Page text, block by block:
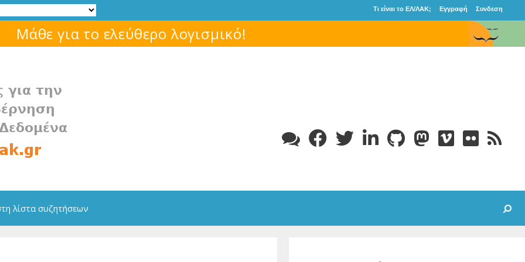
Τι είναι το ΕΛ/ΛΑΚ; Εγγραφή Συνδεση
Μάθε για το ελεύθερο λογισμικό!
λίστα συζητήσεων Search